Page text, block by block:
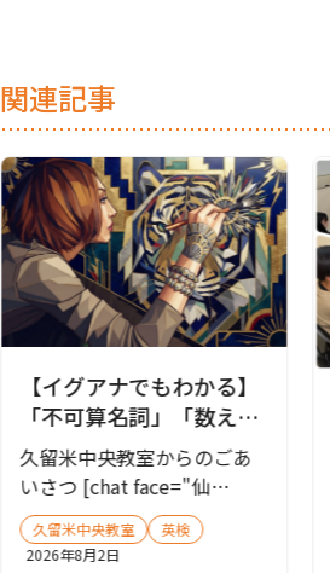
関連記事
【イグアナでもわかる】
「不可算名詞」「数えら
れない名詞」の意味【英
文法・高校生・久留米
市・夏期講習】
久留米中央教室からのごあ
いさつ [chat face="仙
人.png" name...
久留米中央教室
英検
2026年8月2日